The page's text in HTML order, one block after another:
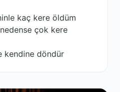
kaç kere öldüm
çok kerе
kendine döndür